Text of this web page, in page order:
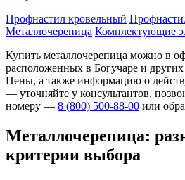
Профнастил кровельный
Металлочерепица Комплектующие
Купить металлочерепица можно в
расположенных в Богучаре и
Цены, а также информацию о
— уточняйте у консультантов,
номеру — 8 (800) 500-88-00 или
Металлочерепица:
критерии выбора